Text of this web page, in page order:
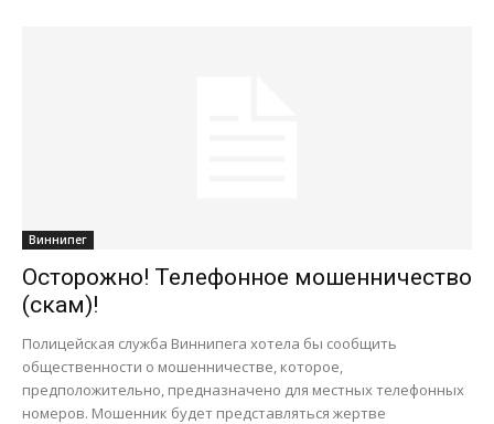
Виннипег
Осторожно! Телефонное мошенничество
(скам)!
Полицейская служба Виннипега хотела бы сообщить
общественности о мошенничестве, которое,
предположительно, предназначено для местных телефонных
номеров. Мошенник будет представляться жертве